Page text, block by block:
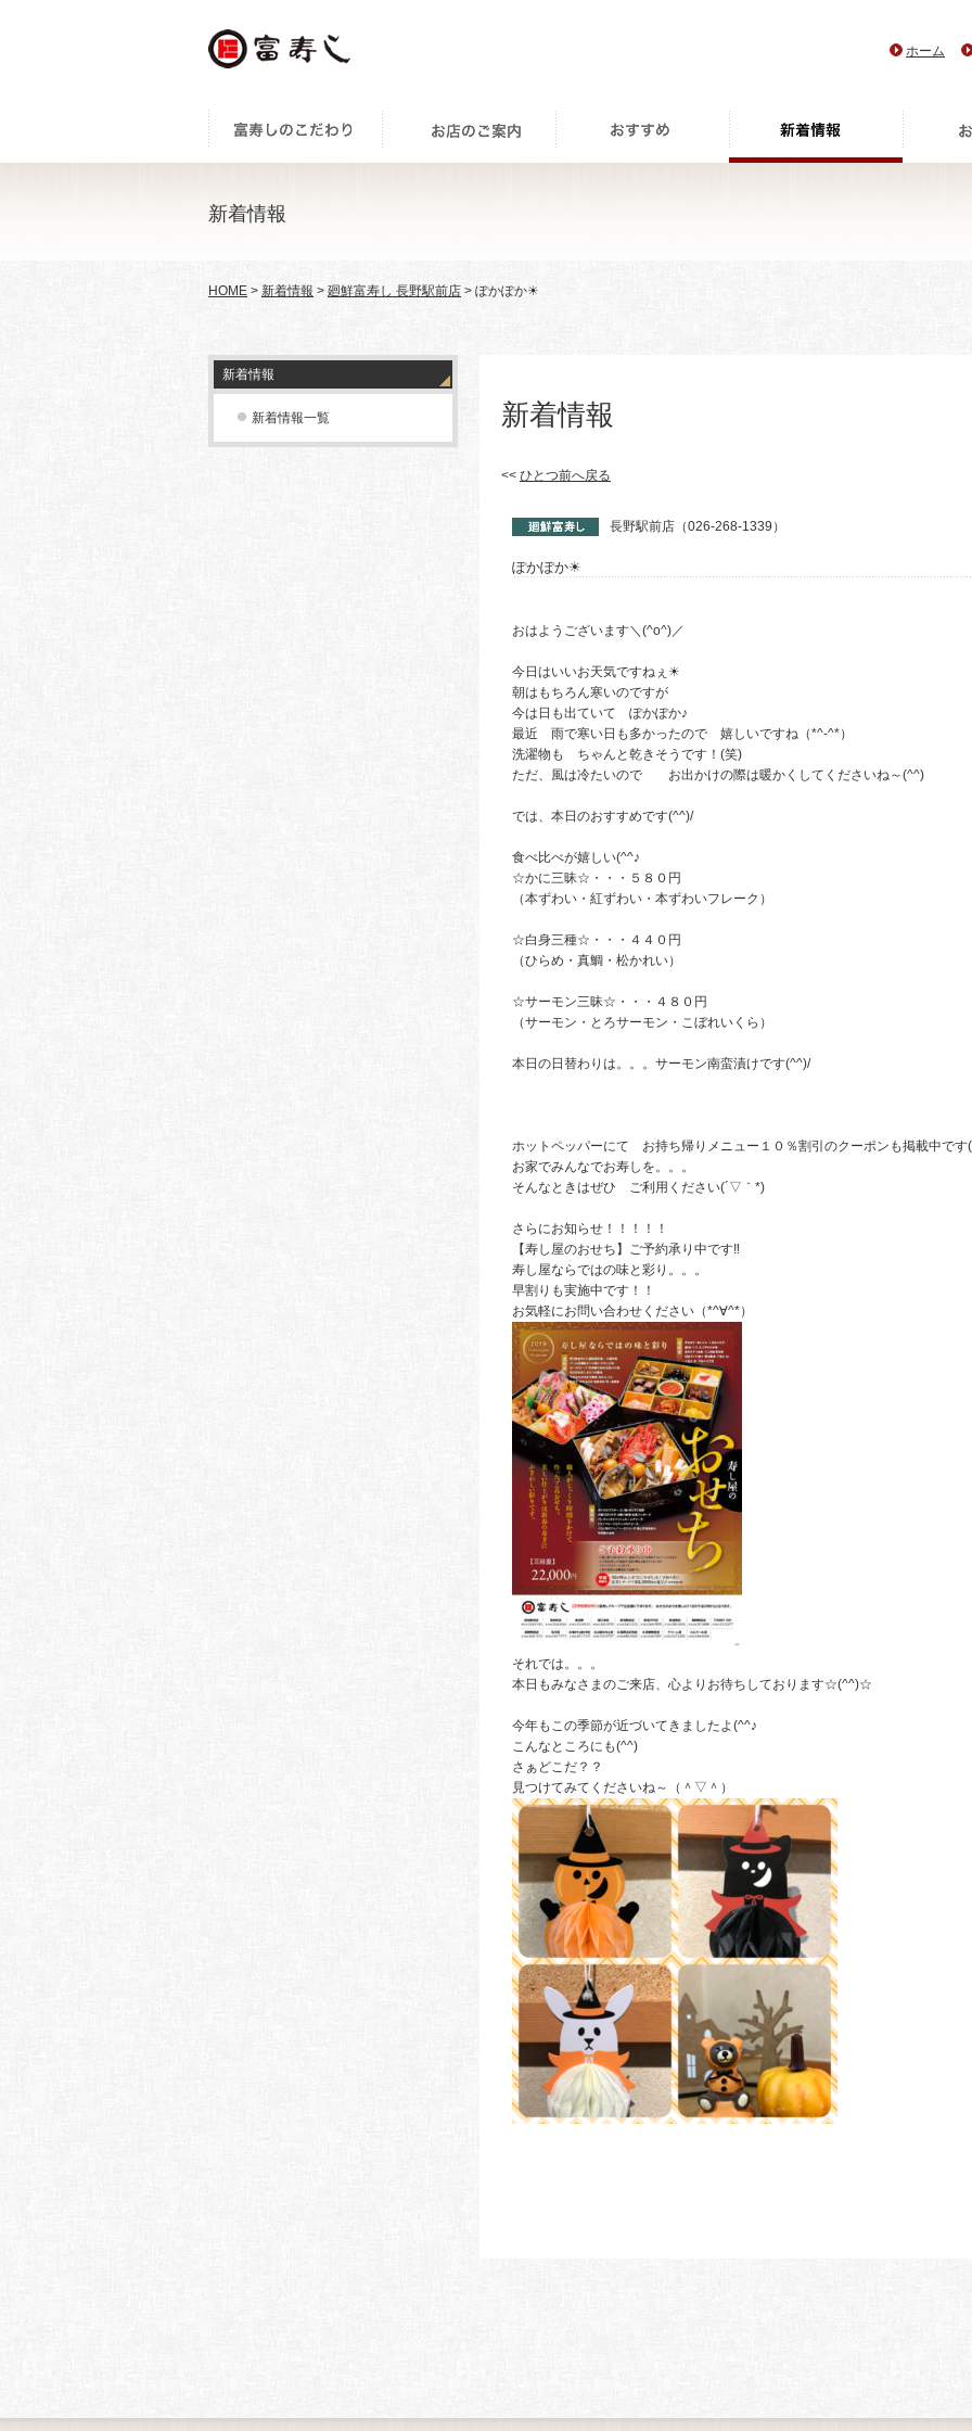
ホーム
新着情報
HOME > 新着情報 > 廻鮮富寿し 長野駅前店 > ぽかぽか☀
新着情報
新着情報一覧 新着情報
<< ひとつ前へ戻る
長野駅前店（026-268-1339）
ぽかぽか☀
おはようございます＼(^o^)／
今日はいいお天気ですねぇ☀
朝はもちろん寒いのですが
今は日も出ていて ぽかぽか♪
最近 雨で寒い日も多かったので 嬉しいですね（*^-^*）
洗濯物も ちゃんと乾きそうです！(笑)
ただ、風は冷たいので お出かけの際は暖かくしてくださいね～(^^)
では、本日のおすすめです(^^)/
食べ比べが嬉しい(^^♪
☆かに三昧☆・・・５８０円
（本ずわい・紅ずわい・本ずわいフレーク）
☆白身三種☆・・・４４０円
（ひらめ・真鯛・松かれい）
☆サーモン三昧☆・・・４８０円
（サーモン・とろサーモン・こぼれいくら）
本日の日替わりは。。。サーモン南蛮漬けです(^^)/
ホットペッパーにて お持ち帰りメニュー１０％割引のクーポンも掲載中です
お家でみんなでお寿しを。。。
そんなときはぜひ ご利用ください(´▽｀*)
さらにお知らせ！！！！！
【寿し屋のおせち】ご予約承り中です‼
寿し屋ならではの味と彩り。。。
早割りも実施中です！！
お気軽にお問い合わせください（*^∀^*）
それでは。。。
本日もみなさまのご来店、心よりお待ちしております☆(^^)☆
今年もこの季節が近づいてきましたよ(^^♪
こんなところにも(^^)
さぁどこだ？？
見つけてみてくださいね～（＾▽＾）